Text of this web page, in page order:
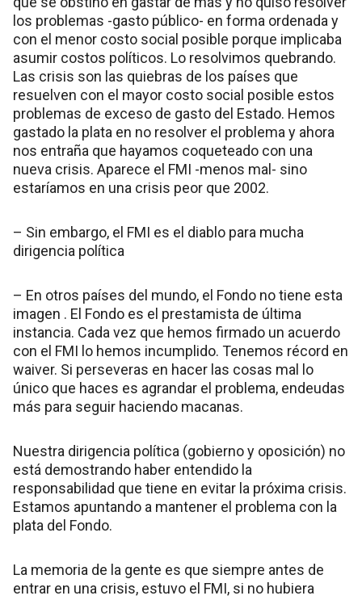
los problemas -gasto público- en forma ordenada y
con el menor costo social posible porque implicaba
asumir costos políticos. Lo resolvimos quebrando.
Las crisis son las quiebras de los países que
resuelven con el mayor costo social posible estos
problemas de exceso de gasto del Estado. Hemos
gastado la plata en no resolver el problema y ahora
nos entraña que hayamos coqueteado con una
nueva crisis. Aparece el FMI -menos mal- sino
estaríamos en una crisis peor que 2002.
– Sin embargo, el FMI es el diablo para mucha
dirigencia política
– En otros países del mundo, el Fondo no tiene esta
imagen . El Fondo es el prestamista de última
instancia. Cada vez que hemos firmado un acuerdo
con el FMI lo hemos incumplido. Tenemos récord en
waiver. Si perseveras en hacer las cosas mal lo
único que haces es agrandar el problema, endeudas
más para seguir haciendo macanas.
Nuestra dirigencia política (gobierno y oposición) no
está demostrando haber entendido la
responsabilidad que tiene en evitar la próxima crisis.
Estamos apuntando a mantener el problema con la
plata del Fondo.
La memoria de la gente es que siempre antes de
entrar en una crisis, estuvo el FMI, si no hubiera